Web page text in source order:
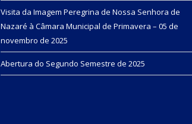
Visita da Imagem Peregrina de Nossa Senhora de
Nazaré à Câmara Municipal de Primavera – 05 de
novembro de 2025
Abertura do Segundo Semestre de 2025